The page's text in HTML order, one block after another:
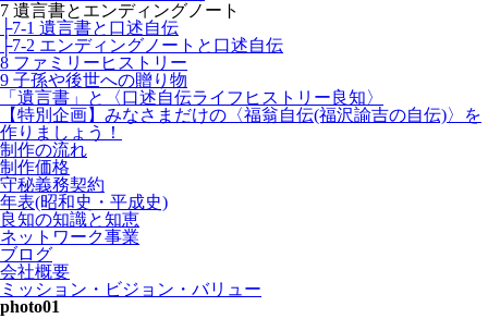
7 遺言書とエンディングノート
├7-1 遺言書と口述自伝
├7-2 エンディングノートと口述自伝
8 ファミリーヒストリー
9 子孫や後世への贈り物
「遺言書」と〈口述自伝ライフヒストリー良知〉
【特別企画】みなさまだけの〈福翁自伝(福沢諭吉の自伝)〉を
作りましょう！
制作の流れ
制作価格
守秘義務契約
年表(昭和史・平成史)
良知の知識と知恵
ネットワーク事業
ブログ
会社概要
ミッション・ビジョン・バリュー
photo01